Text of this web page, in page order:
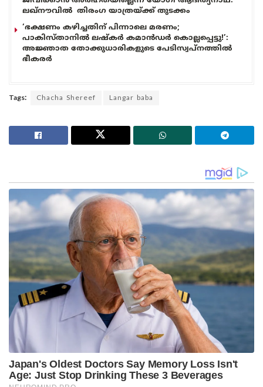
ലഖ്‌നൗവിൽ തിരംഗ യാത്രയ്ക്ക് തുടക്കം
‘ഭക്ഷണം കഴിച്ചതിന് പിന്നാലെ മരണം;
പാകിസ്താനിൽ ലഷ്കർ കമാൻഡർ കൊല്ലപ്പെട്ടു!’:
അജ്ഞാത തോക്കുധാരികളുടെ പേടിസ്വപ്നത്തിൽ
ഭീകരർ
Tags: Chacha Shereef Langar baba